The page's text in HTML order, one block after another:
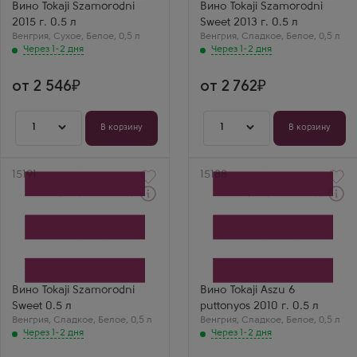
Вино Tokaji Szamorodni
2015 г. 0.5 л
Венгрия, Сухое, Белое, 0,5 л
Через 1-2 дня
Страна
Венгрия
Регион
Токай
от 2 546
1 В корзину
Вино Tokaji Szamorodni
Sweet 2013 г. 0.5 л
Венгрия, Сладкое, Белое, 0,5 л
Через 1-2 дня
Фурминт
Страна
Венгрия
Регион
Токай
от 2 762
1 В корзину
Артикул
15191
Вино Tokaji Szamorodni
Sweet 0.5 л
Венгрия, Сладкое, Белое, 0,5 л
Через 1-2 дня
Сладкое
Фурминт
Страна
Венгрия
Регион
Токай
Артикул
15188
Вино Tokaji Aszu 6
puttonyos 2010 г. 0.5 л
Венгрия, Сладкое, Белое, 0,5 л
Через 1-2 дня
Производитель
Сорт винограда
Фурминт
Страна
Венгрия
Регион